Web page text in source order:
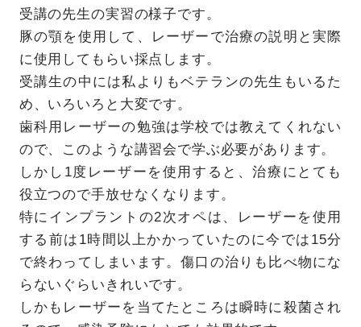
受講の先生の実習の様子です。
豚の顎を使用して、レーザーで治療の説明と実際
に使用してもらい採点します。
受講生の中には私よりもベテランの先生もいるた
め、いろいろと大変です。
歯科用レーザーの勉強は学校では教えてくれない
ので、このような講習会で学ぶ必要があります。
しかし1度レーザーを使用すると、治療にとても
役立つので手放せなくなります。
特にインプラントの2次オペは、レーザーを使用
する前は1時間以上かかっていたのに今では15分
で終わってしまいます。傷口の治りも比べ物にな
らないぐらいきれいです。
しかもレーザーを当てたところは瞬時に殺菌され